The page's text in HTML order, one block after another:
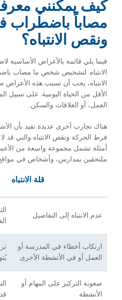
كيف يمكنني
مصاباً باضطراب
ونقص الانتباه؟
فيما يلي قائمة بالأعراض
الانتباه. لتشخيص شخص ما مصاب
الانتباه، يجب أن تسبب هذه
الأقل من الحياة اليومية. على سبيل
العمل، أو العلاقات والسكن.
هناك تجارب أخرى عديدة تفيد بأن
فرط الحركة ونقص الانتباه والتي قد لا
أمثلة تشمل مجموعة واسعة من
ملتحقين بمدارس، وأشخاص في
قلة الانتباه
عدم الانتباه إلى التفاصيل
ارتكاب أخطاء في المدرسة أو
العمل أو في الأنشطة الأخرى
صعوبة التركيز على المهام أو
الأنشطة